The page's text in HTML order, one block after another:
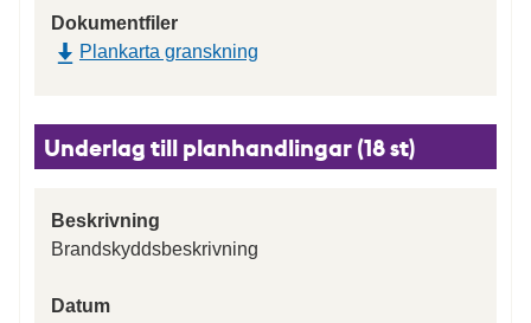
Dokumentfiler
Plankarta granskning
Underlag till planhandlingar (18 st)
Beskrivning
Brandskyddsbeskrivning
Datum